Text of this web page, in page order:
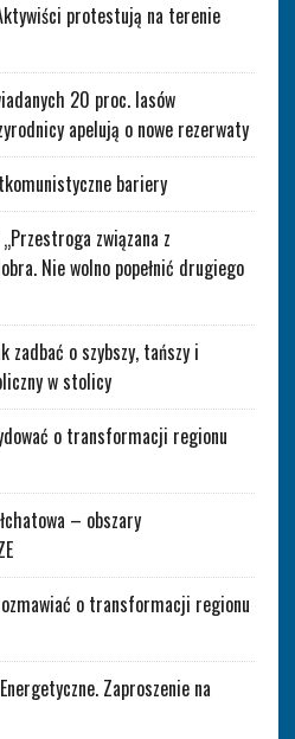
protestują na terenie
20 proc. lasów
apelują o nowe rezerwaty
bariery
związana z
Nie wolno popełnić drugiego
zadbać o szybszy, tańszy i
w stolicy
o transformacji regionu
– obszary
o transformacji regionu
Zaproszenie na